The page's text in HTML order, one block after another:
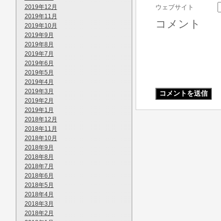
2019年12月
2019年11月
2019年10月
2019年9月
2019年8月
2019年7月
2019年6月
2019年5月
2019年4月
2019年3月
2019年2月
2019年1月
2018年12月
2018年11月
2018年10月
2018年9月
2018年8月
2018年7月
2018年6月
2018年5月
2018年4月
2018年3月
2018年2月
ウェブサイト
コメント